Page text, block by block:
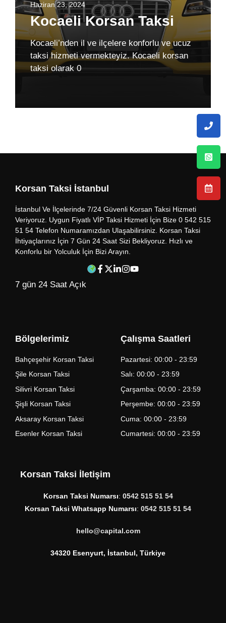
Haziran 23, 2024
Kocaeli Korsan Taksi
Kocaeli’nden il ve ilçelere konforlu ve ucuz
taksi hizmeti vermekteyiz. Kocaeli korsan
taksi olarak 0
Korsan Taksi İstanbul
İstanbul Ve İlçelerinde 7/24 Güvenli Korsan Taksi Hizmeti
Veriyoruz. Uygun Fiyatlı VİP Taksi Hizmeti İçin Bize 0 542 515
51 54 Telefon Numaramızdan Ulaşabilirsiniz. Korsan Taksi
İhtiyaçlarınız İçin 7 Gün 24 Saat Sizi Bekliyoruz. Hızlı ve
Konforlu bir Yolculuk İçin Bizi Arayın.
7 gün 24 Saat Açık
Bölgelerimiz
Bahçeşehir Korsan Taksi
Şile Korsan Taksi
Silivri Korsan Taksi
Şişli Korsan Taksi
Aksaray Korsan Taksi
Esenler Korsan Taksi
Çalışma Saatleri
Pazartesi: 00:00 - 23:59
Salı: 00:00 - 23:59
Çarşamba: 00:00 - 23:59
Perşembe: 00:00 - 23:59
Cuma: 00:00 - 23:59
Cumartesi: 00:00 - 23:59
Korsan Taksi İletişim
Korsan Taksi Numarsı: 0542 515 51 54
Korsan Taksi Whatsapp Numarsı: 0542 515 51 54
hello@capital.com
34320 Esenyurt, İstanbul, Türkiye